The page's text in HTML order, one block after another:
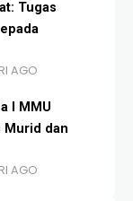
Tugas
AGO
I MMU
Murid dan
AGO